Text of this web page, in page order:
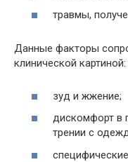
травмы,
Данные факторы
клинической картиной:
зуд и жжение;
дискомфорт в
трении с